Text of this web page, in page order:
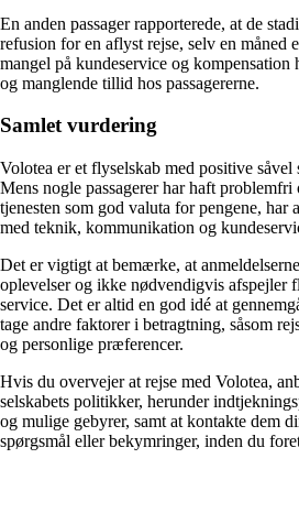
En anden passager rapporterede, at de
refusion for en aflyst rejse, selv en måned
mangel på kundeservice og kompensation
og manglende tillid hos passagererne.
Samlet vurdering
Volotea er et flyselskab med positive såvel
Mens nogle passagerer har haft
tjenesten som god valuta for pengene, har
med teknik, kommunikation og
Det er vigtigt at bemærke, at
oplevelser og ikke nødvendigvis afspejler
service. Det er altid en god idé at
tage andre faktorer i betragtning, såsom
og personlige præferencer.
Hvis du overvejer at rejse med Volotea,
selskabets politikker, herunder
og mulige gebyrer, samt at kontakte dem
spørgsmål eller bekymringer, inden du